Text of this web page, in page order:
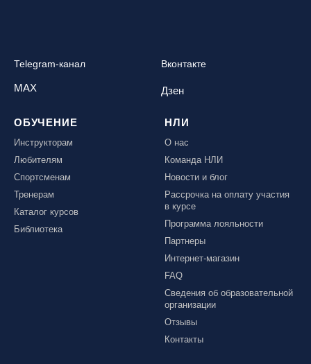
Telegram-канал Вконтакте
MAX Дзен
ОБУЧЕНИЕ
Инструкторам
Любителям
Спортсменам
Тренерам
Каталог курсов
Библиотека
НЛИ
О нас
Команда НЛИ
Новости и блог
Рассрочка на оплату участия
в курсе
Программа лояльности
Партнеры
Интернет-магазин
FAQ
Сведения об образовательной
организации
Отзывы
Контакты